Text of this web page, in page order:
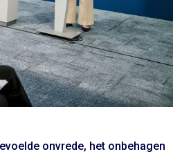
onvrede, het onbehagen